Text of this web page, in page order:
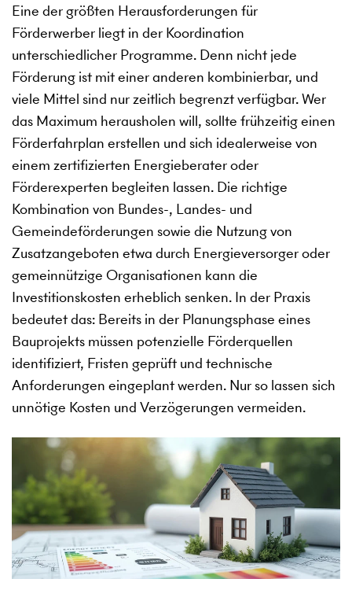
Eine der größten Herausforderungen für
Förderwerber liegt in der Koordination
unterschiedlicher Programme. Denn nicht jede
Förderung ist mit einer anderen kombinierbar, und
viele Mittel sind nur zeitlich begrenzt verfügbar. Wer
das Maximum herausholen will, sollte frühzeitig einen
Förderfahrplan erstellen und sich idealerweise von
einem zertifizierten Energieberater oder
Förderexperten begleiten lassen. Die richtige
Kombination von Bundes-, Landes- und
Gemeindeförderungen sowie die Nutzung von
Zusatzangeboten etwa durch Energieversorger oder
gemeinnützige Organisationen kann die
Investitionskosten erheblich senken. In der Praxis
bedeutet das: Bereits in der Planungsphase eines
Bauprojekts müssen potenzielle Förderquellen
identifiziert, Fristen geprüft und technische
Anforderungen eingeplant werden. Nur so lassen sich
unnötige Kosten und Verzögerungen vermeiden.